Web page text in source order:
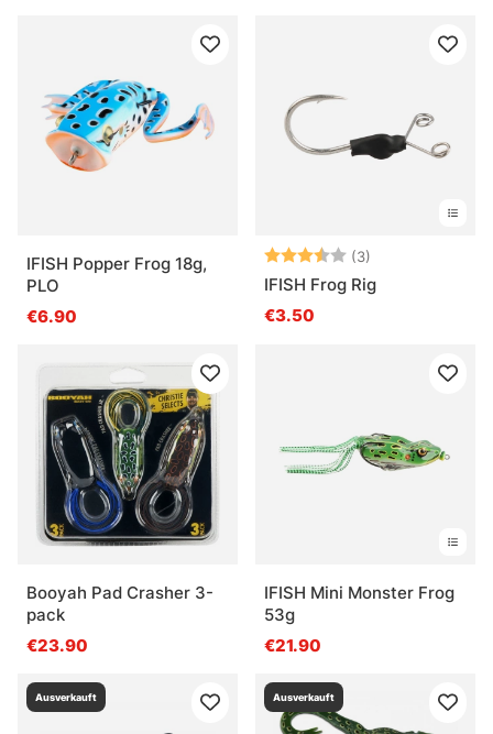
IFISH Popper Frog 18g,
PLO
€6.90
Bewertung:(3)
IFISH Frog Rig
€3.50
Booyah Pad Crasher 3-
pack
€23.90
IFISH Mini Monster Frog
53g
€21.90
Ausverkauft Ausverkauft